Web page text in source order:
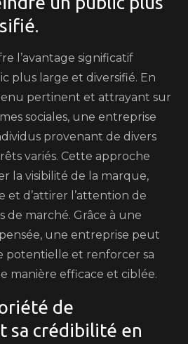
l’avantage significatif
plus large et diversifié. En
pertinent et attrayant sur
sociales, une entreprise
provenant de divers
variés. Cette approche
la visibilité de la marque,
et d’attirer l’attention de
de marché. Grâce à une
une entreprise peut
potentielle et renforcer sa
manière efficace et ciblée.
de
sa crédibilité en